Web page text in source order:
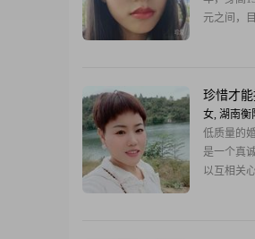
元之间，
的学历是
生活态度
负责
珍惜才
女, 湖南衡
低质量的
是一个真
以互相关